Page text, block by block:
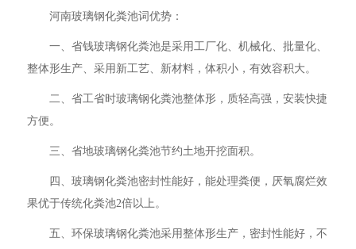
河南玻璃钢化粪池词优势：
一、省钱玻璃钢化粪池是采用工厂化、机械化、批量化、
整体形生产、采用新工艺、新材料，体积小，有效容积大。
二、省工省时玻璃钢化粪池整体形，质轻高强，安装快捷
方便。
三、省地玻璃钢化粪池节约土地开挖面积。
四、玻璃钢化粪池密封性能好，能处理粪便，厌氧腐烂效
果优于传统化粪池2倍以上。
五、环保玻璃钢化粪池采用整体形生产，密封性能好，不